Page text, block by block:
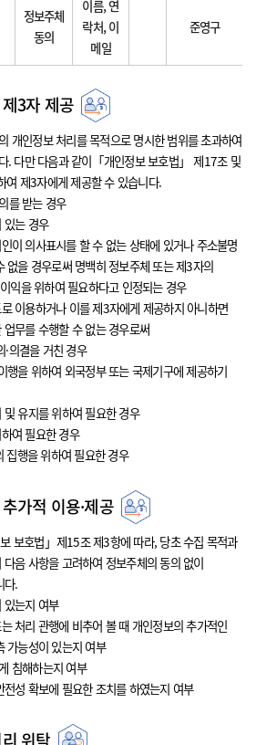
정보주체
동의
이름, 연
락처, 이
메일
준영구
3자 제공
개인정보 처리를 목적으로 명시한 범위를 초과하여
. 다만 다음과 같이「개인정보 보호법」 제17조 및
여 제3자에게 제공할 수 있습니다.
를 받는 경우
있는 경우
이 의사표시를 할 수 없는 상태에 있거나 주소불명
없을 경우로써 명백히 정보주체 또는 제3자의
익을 위하여 필요하다고 인정되는 경우
이용하거나 이를 제3자에게 제공하지 아니하면
무를 수행할 수 없는 경우로써
·의결을 거친 경우
행을 위하여 외국정부 또는 국제기구에 제공하기
및 유지를 위하여 필요한 경우
여 필요한 경우
집행을 위하여 필요한 경우
가적 이용·제공
보호법」제15조 제3항에 따라, 당초 수집 목적과
음 사항을 고려하여 정보주체의 동의 없이
다.
있는지 여부
처리 관행에 비추어 볼 때 개인정보의 추가적인
가능성이 있는지 여부
침해하는지 여부
전성 확보에 필요한 조치를 하였는지 여부